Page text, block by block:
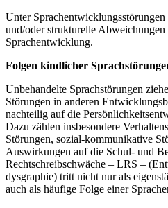
Unter
und/oder strukturelle Abweichungen
Sprachentwicklung.
Folgen kindlicher
Unbehandelte Sprachstörungen
Störungen in anderen
nachteilig auf die
Dazu zählen insbesondere
Störungen, sozial-kommunikative
Auswirkungen auf die Schul- und
Rechtschreibschwäche – LRS –
dysgraphie) tritt nicht nur als
auch als häufige Folge einer